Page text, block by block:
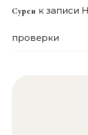
Сурен к записи
проверки